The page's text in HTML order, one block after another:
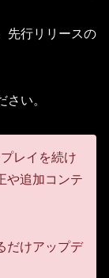
先行リリースの
さい。
レイを続け
や追加コンテ
だけアップデ